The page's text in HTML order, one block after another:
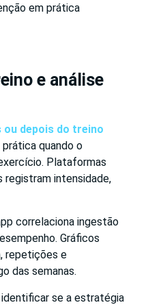
em prática
e análise
ou depois do treino
quando o
Plataformas
intensidade,
correlaciona ingestão
Gráficos
repetições e
das semanas.
identificar se a estratégia